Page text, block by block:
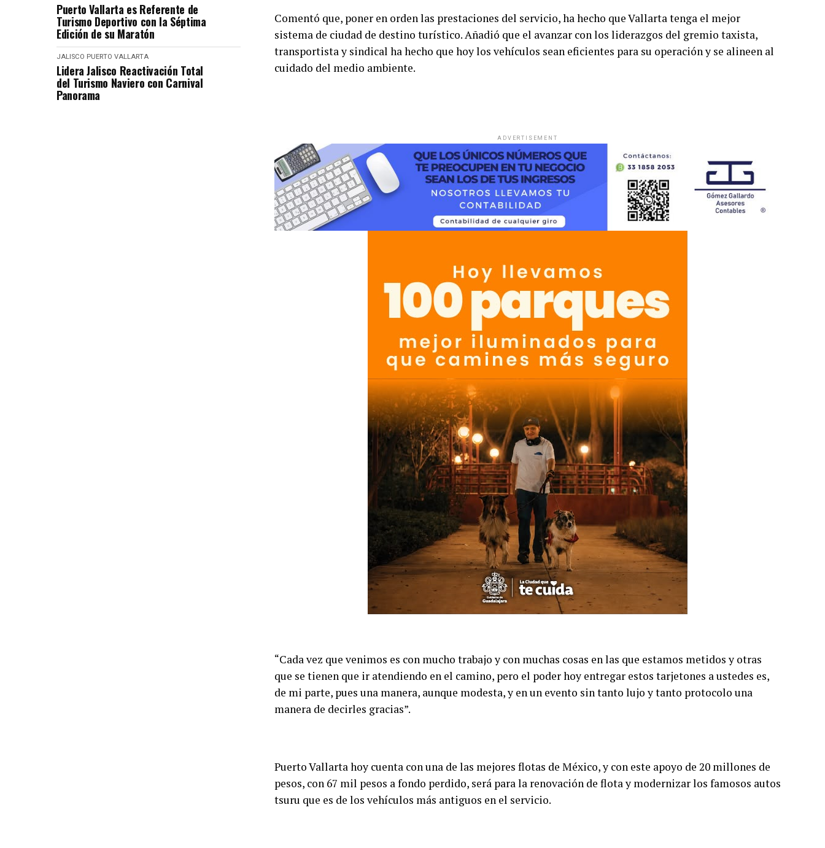
Puerto Vallarta es Referente de
Turismo Deportivo con la Séptima
Edición de su Maratón
JALISCO PUERTO VALLARTA
Lidera Jalisco Reactivación Total
del Turismo Naviero con Carnival
Panorama
Comentó que, poner en orden las prestaciones del servicio, ha hecho que Vallarta tenga el mejor
sistema de ciudad de destino turístico. Añadió que el avanzar con los liderazgos del gremio taxista,
transportista y sindical ha hecho que hoy los vehículos sean eficientes para su operación y se alineen al
cuidado del medio ambiente.
ADVERTISEMENT
“Cada vez que venimos es con mucho trabajo y con muchas cosas en las que estamos metidos y otras
que se tienen que ir atendiendo en el camino, pero el poder hoy entregar estos tarjetones a ustedes es,
de mi parte, pues una manera, aunque modesta, y en un evento sin tanto lujo y tanto protocolo una
manera de decirles gracias”.
Puerto Vallarta hoy cuenta con una de las mejores flotas de México, y con este apoyo de 20 millones de
pesos, con 67 mil pesos a fondo perdido, será para la renovación de flota y modernizar los famosos autos
tsuru que es de los vehículos más antiguos en el servicio.